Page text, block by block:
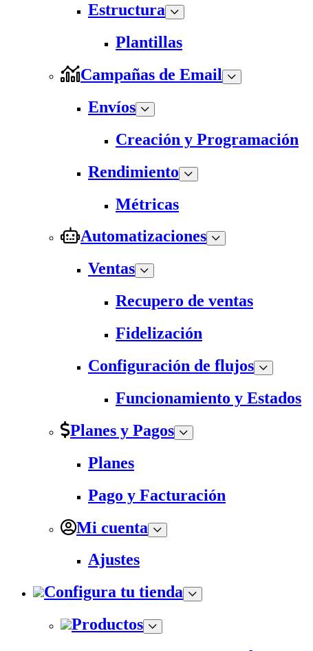
Estructura
Plantillas
Campañas de Email
Envíos
Creación y Programación
Rendimiento
Métricas
Automatizaciones
Ventas
Recupero de ventas
Fidelización
Configuración de flujos
Funcionamiento y Estados
Planes y Pagos
Planes
Pago y Facturación
Mi cuenta
Ajustes
Configura tu tienda
Productos